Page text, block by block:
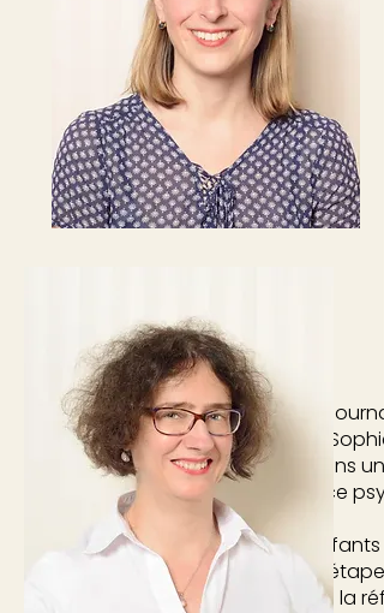
Ronsin
Parallèlement à son métier de
psychologie clinique (Paris 7),
psychologue en cabinet et dans
d’une population en souffrance
Son expérience auprès des
conduite à s’interroger sur les
rejoindre ce qui fait le cœur de la